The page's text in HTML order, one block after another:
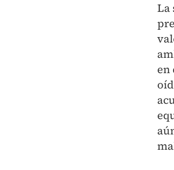
La
en